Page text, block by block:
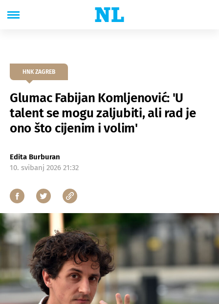
HNK ZAGREB
Glumac Fabijan Komljenović: 'U
talent se mogu zaljubiti, ali rad je
ono što cijenim i volim'
Edita Burburan
10. svibanj 2026 21:32